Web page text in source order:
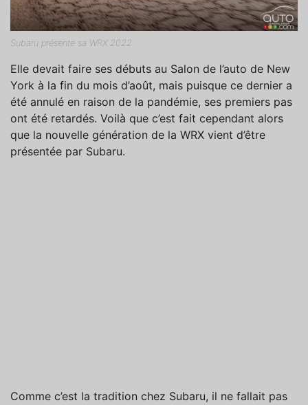
Subaru présente sa WRX 2022
Elle devait faire ses débuts au Salon de l’auto de New
York à la fin du mois d’août, mais puisque ce dernier a
été annulé en raison de la pandémie, ses premiers pas
ont été retardés. Voilà que c’est fait cependant alors
que la nouvelle génération de la WRX vient d’être
présentée par Subaru.
Comme c’est la tradition chez Subaru, il ne fallait pas